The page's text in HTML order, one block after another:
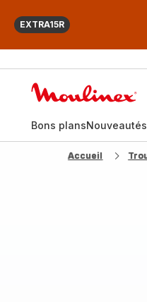
EXTRA15R
Bons plansNouveautés
Accueil